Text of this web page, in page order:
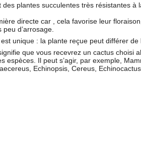
des plantes succulentes très résistantes à
directecar , cela favorise leur
d’arrosage.
unique : la plante reçue peut différer de
que vous recevrez un cactus choisi
espèces. Il peut s’agir, par exemple,
Echinopsis, Cereus,